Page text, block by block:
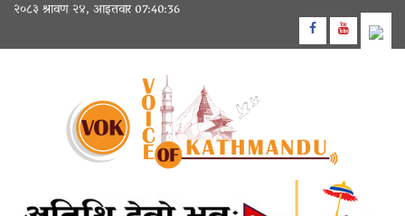
Skip
content
२०८३ श्रावण २४, आइतवार07:40:37
Facebook
Youtube